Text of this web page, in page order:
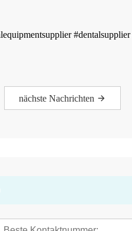
nächste Nachrichten